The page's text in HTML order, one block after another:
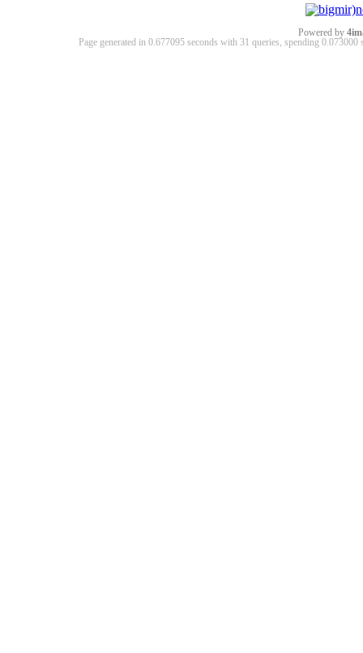
Powered by
Page generated in 0.677095 seconds with 31 queries, spending